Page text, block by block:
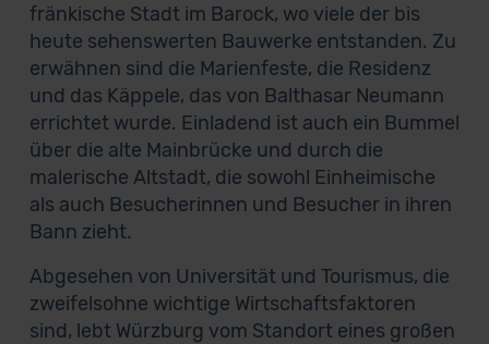
fränkische Stadt im Barock, wo viele der bis
heute sehenswerten Bauwerke entstanden. Zu
erwähnen sind die Marienfeste, die Residenz
und das Käppele, das von Balthasar Neumann
errichtet wurde. Einladend ist auch ein Bummel
über die alte Mainbrücke und durch die
malerische Altstadt, die sowohl Einheimische
als auch Besucherinnen und Besucher in ihren
Bann zieht.
Abgesehen von Universität und Tourismus, die
zweifelsohne wichtige Wirtschaftsfaktoren
sind, lebt Würzburg vom Standort eines großen